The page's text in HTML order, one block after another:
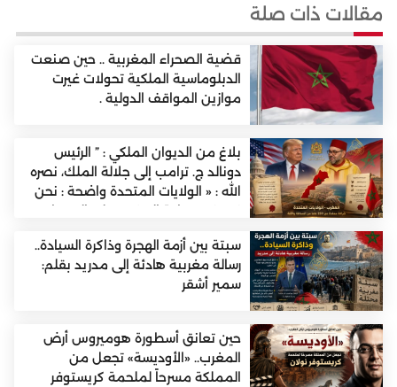
مقالات ذات صلة
قضية الصحراء المغربية .. حين صنعت
الدبلوماسية الملكية تحولات غيرت
موازين المواقف الدولية .
بلاغ من الديوان الملكي : ” الرئيس
دونالد ج. ترامب إلى جلالة الملك، نصره
الله : « الولايات المتحدة واضحة : نحن
نعترف بسيادة المغرب على الصحراء
الذاتي الجاد، وذي المصداقية والواقعي
باعتباره الأساس الوحيد للتوصل إلى
حل».
سبتة بين أزمة الهجرة وذاكرة السيادة..
رسالة مغربية هادئة إلى مدريد بقلم:
سمير أشقر
حين تعانق أسطورة هوميروس أرض
المغرب.. «الأوديسة» تجعل من
المملكة مسرحاً لملحمة كريستوفر